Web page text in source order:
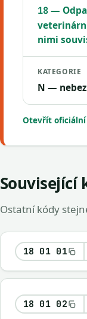
18—
nimi
KATEGORIE
N —
Otevřít oficiální
Související
Ostatní kódy
18 01 01
18 01 02